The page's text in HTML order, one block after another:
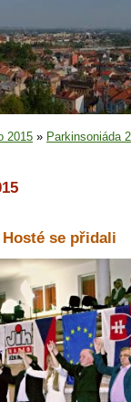
2015 » Parkinsoniáda
Hosté se přidali